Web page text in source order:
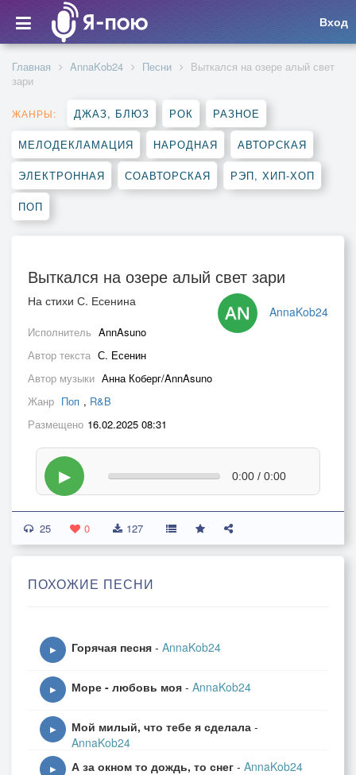
Вход
Главная AnnaKob24 Песни
Выткался на озере алый свет
зари
ЖАНРЫ: ДЖАЗ, БЛЮЗ РОК РАЗНОЕ
МЕЛОДЕКЛАМАЦИЯ НАРОДНАЯ АВТОРСКАЯ
ЭЛЕКТРОННАЯ СОАВТОРСКАЯ РЭП, ХИП-ХОП
ПОП
Выткался на озере алый свет зари
AnnaKob24
На стихи С. Есенина
Исполнитель AnnAsuno
Автор текста С. Есенин
Автор музыки Анна Коберг/AnnAsuno
Жанр Поп , R&B
Размещено 16.02.2025 08:31
▶ 0:00 / 0:00
25 0 127
ПОХОЖИЕ ПЕСНИ
▶ Горячая песня - AnnaKob24
▶ Море - любовь моя - AnnaKob24
▶ Мой милый, что тебе я сделала -
AnnaKob24
▶ А за окном то дождь, то снег - AnnaKob24